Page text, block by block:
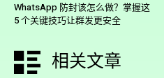
WhatsApp 防封该怎么做？掌握这
5 个关键技巧让群发更安全
相关文章